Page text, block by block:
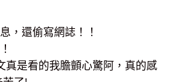
，還偷寫網誌！！
真是看的我膽顫心驚阿，真的感